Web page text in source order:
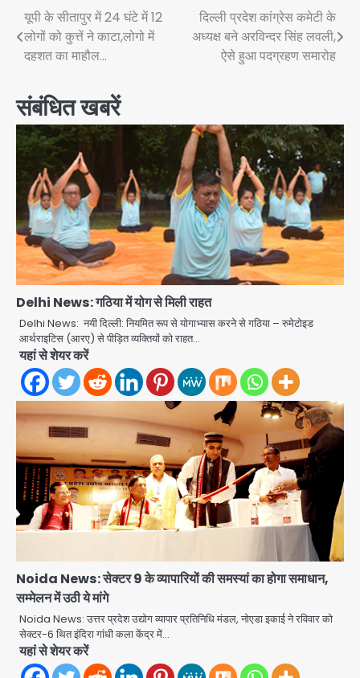
Post
navigation
यूपी के सीतापुर में 24 घंटे में 12
लोगों को कुत्तें ने काटा,लोगो में
दहशत का माहौल…
दिल्ली प्रदेश कांग्रेस कमेटी के
अध्यक्ष बने अरविन्दर सिंह लवली,
ऐसे हुआ पदग्रहण समारोह
संबंधित खबरें
Delhi News: गठिया में योग से मिली राहत
Delhi News: नयी दिल्ली: नियमित रूप से योगाभ्यास करने से गठिया – रुमेटोइड
आर्थराइटिस (आरए) से पीड़ित व्यक्तियों को राहत…
यहां से शेयर करें
Noida News: सेक्टर 9 के व्यापारियों की समस्यां का होगा समाधान,
सम्मेलन में उठी ये मांगे
Noida News: उत्तर प्रदेश उद्योग व्यापार प्रतिनिधि मंडल, नोएडा इकाई ने रविवार को
सेक्टर-6 थित इंदिरा गांधी कला केंद्र में…
यहां से शेयर करें
2
पुरा महादेव से बेटियों के स्वास्थ्य और सुरक्षा का
संदेश